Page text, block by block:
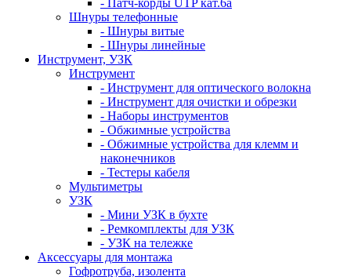
- Патч-корды UTP кат.6а
Шнуры телефонные
- Шнуры витые
- Шнуры линейные
Инструмент, УЗК
Инструмент
- Инструмент для оптического волокна
- Инструмент для очистки и обрезки
- Наборы инструментов
- Обжимные устройства
- Обжимные устройства для клемм и
наконечников
- Тестеры кабеля
Мультиметры
УЗК
- Мини УЗК в бухте
- Ремкомплекты для УЗК
- УЗК на тележке
Аксессуары для монтажа
Гофротруба, изолента